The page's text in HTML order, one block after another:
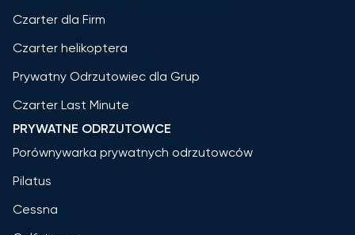
Czarter dla Firm
Czarter helikoptera
Prywatny Odrzutowiec dla Grup
Czarter Last Minute
PRYWATNE ODRZUTOWCE
Porównywarka prywatnych odrzutowców
Pilatus
Cessna